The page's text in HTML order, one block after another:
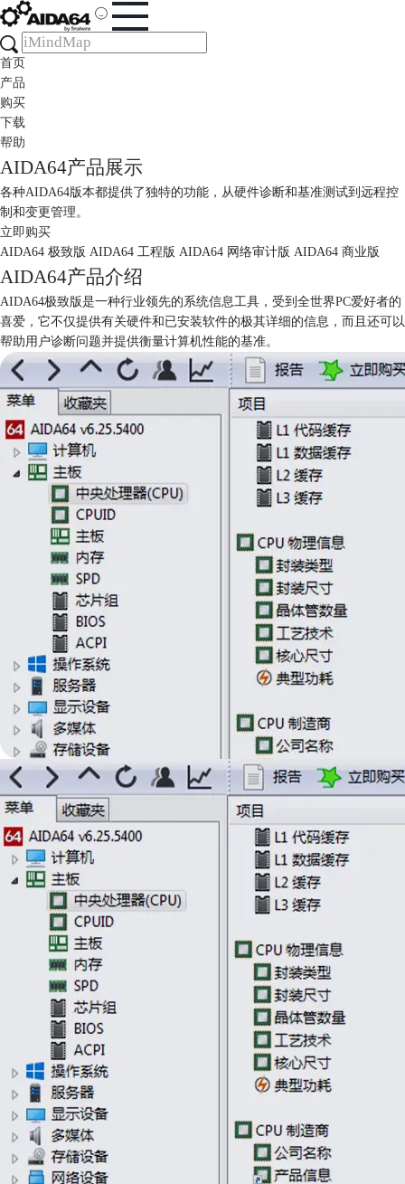
首页
产品
购买
下载
帮助
AIDA64产品展示
各种AIDA64版本都提供了独特的功能，从硬件诊断和基准测试到远程控
制和变更管理。
立即购买
AIDA64 极致版 AIDA64 工程版 AIDA64 网络审计版 AIDA64 商业版
AIDA64产品介绍
AIDA64极致版是一种行业领先的系统信息工具，受到全世界PC爱好者的
喜爱，它不仅提供有关硬件和已安装软件的极其详细的信息，而且还可以
帮助用户诊断问题并提供衡量计算机性能的基准。